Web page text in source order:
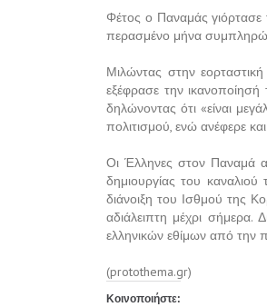
Φέτος ο Παναμάς
περασμένο μήνα
Μιλώντας στην
εξέφρασε την
δηλώνοντας ότι «είναι
πολιτισμού, ενώ ανέφερε
Οι Έλληνες στον Παναμά
δημιουργίας του
διάνοιξη του Ισθμού της
αδιάλειπτη μέχρι σήμερα.
ελληνικών εθίμων από την
(protothema.gr)
Κοινοποιήστε: